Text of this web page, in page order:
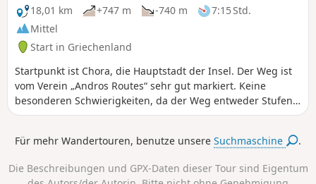
18,01 km
+747 m -740 m
7:15 Std.
Mittel
Start in Griechenland
Startpunkt ist Chora, die Hauptstadt der Insel. Der Weg ist
vom Verein „Andros Routes“ sehr gut markiert. Keine
besonderen Schwierigkeiten, da der Weg entweder Stufen
oder Steinplatten aufweist. Kann in 5 bis 6 Stunden
Flora, den Eidechsen und Schildkröten verbringt, die man
Für mehr Wandertouren, benutze unsereSuchmaschine .
Die Beschreibungen und GPX-Daten dieser Tour sind Eigentum